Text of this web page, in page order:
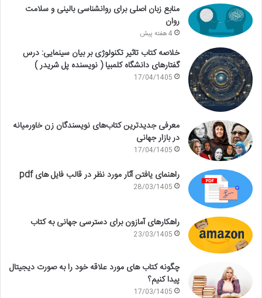
منابع زبان اصلی برای روانشناسی بالینی و سلامت
روان
4 هفته پیش
خلاصه کتاب تاثیر تکنولوژی بر بیان سینمایی: درس
گفتارهای دانشگاه کلمبیا ( نویسنده پل شریدر )
17/04/1405
معرفی جدیدترین کتاب‌های نویسندگان زن خاورمیانه
در بازار جهانی
17/04/1405
راهنمای یافتن آثار مورد نظر در قالب فایل های pdf
28/03/1405
راهکارهای آمازون برای دسترسی جهانی به کتاب
23/03/1405
چگونه کتاب های مورد علاقه خود را به صورت دیجیتال
پیدا کنیم؟
17/03/1405